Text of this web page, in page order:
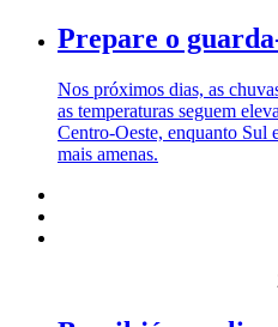
Prepare o
Nos próximos dias, as
as temperaturas seguem
Centro-Oeste, enquanto Sul
mais amenas.